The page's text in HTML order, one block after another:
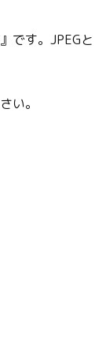
です。JPEGと
い。